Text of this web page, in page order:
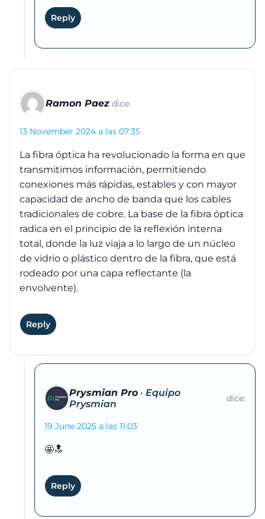
Reply
Ramon Paez dice:
13 November 2024 a las 07:35
La fibra óptica ha revolucionado la forma en que
transmitimos información, permitiendo
conexiones más rápidas, estables y con mayor
capacidad de ancho de banda que los cables
tradicionales de cobre. La base de la fibra óptica
radica en el principio de la reflexión interna
total, donde la luz viaja a lo largo de un núcleo
de vidrio o plástico dentro de la fibra, que está
rodeado por una capa reflectante (la
envolvente).
Reply
Prysmian Pro dice:
19 June 2025 a las 11:03
🤩🔝
Reply